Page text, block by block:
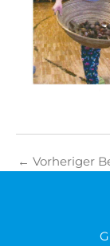
← Vorheriger